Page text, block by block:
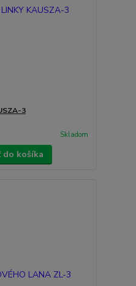
3
Skladom
do košíka